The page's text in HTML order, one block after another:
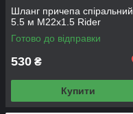
Шланг причепа спіральний
5.5 м М22x1.5 Rider
Готово до відправки
530 ₴
Купити